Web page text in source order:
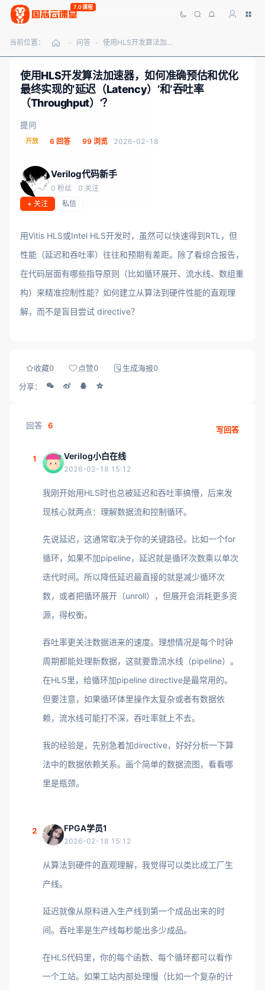
7.0课程
当前位置： - 问答 - 使用HLS开发算法加速器，如何准确预估和优化最终实现的‘延迟（Latency）’和‘吞吐率（Throughput）’？
使用HLS开发算法加速器，如何准确预估和优化
最终实现的‘延迟（Latency）’和‘吞吐率
（Throughput）’？
提问
开放 6 回答 99 浏览 2026-02-18
Verilog代码新手
0 粉丝 · 0 关注
+ 关注
私信
用Vitis HLS或Intel HLS开发时，虽然可以快速得到RTL，但
性能（延迟和吞吐率）往往和预期有差距。除了看综合报告，
在代码层面有哪些指导原则（比如循环展开、流水线、数组重
构）来精准控制性能？如何建立从算法到硬件性能的直观理
解，而不是盲目尝试 directive？
收藏0 点赞0 生成海报0
分享：
回答 6 写回答
1 Verilog小白在线
2026-02-18 15:12
我刚开始用HLS时也总被延迟和吞吐率搞懵，后来发
现核心就两点：理解数据流和控制循环。
先说延迟，这通常取决于你的关键路径。比如一个for
循环，如果不加pipeline，延迟就是循环次数乘以单次
迭代时间。所以降低延迟最直接的就是减少循环次
数，或者把循环展开（unroll），但展开会消耗更多资
源，得权衡。
吞吐率更关注数据进来的速度。理想情况是每个时钟
周期都能处理新数据，这就要靠流水线（pipeline）。
在HLS里，给循环加pipeline directive是最常用的。
但要注意，如果循环体里操作太复杂或者有数据依
赖，流水线可能打不深，吞吐率就上不去。
我的经验是，先别急着加directive，好好分析一下算
法中的数据依赖关系。画个简单的数据流图，看看哪
里是瓶颈。
2 FPGA学员1
2026-02-18 15:12
从算法到硬件的直观理解，我觉得可以类比成工厂生
产线。
延迟就像从原料进入生产线到第一个成品出来的时
间。吞吐率是生产线每秒能出多少成品。
在HLS代码里，你的每个函数、每个循环都可以看作
一个工站。如果工站内部处理慢（比如一个复杂的计